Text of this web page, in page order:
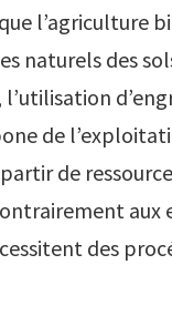
l’agriculture
naturels des
de
de
aux
des